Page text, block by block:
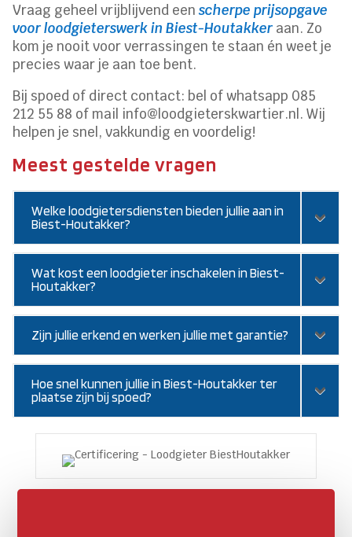
Vraag geheel vrijblijvend eenscherpe prijsopgave
voor loodgieterswerk in Biest-Houtakker aan. Zo
kom je nooit voor verrassingen te staan én weet je
precies waar je aan toe bent.
Bij spoed of direct contact: bel of whatsapp 085
212 55 88 of mail info@loodgieterskwartier.nl. Wij
helpen je snel, vakkundig en voordelig!
Meest gestelde vragen
Welke loodgietersdiensten bieden jullie aan in
Biest-Houtakker?
Wat kost een loodgieter inschakelen in Biest-
Houtakker?
Zijn jullie erkend en werken jullie met garantie?
Hoe snel kunnen jullie in Biest-Houtakker ter
plaatse zijn bij spoed?